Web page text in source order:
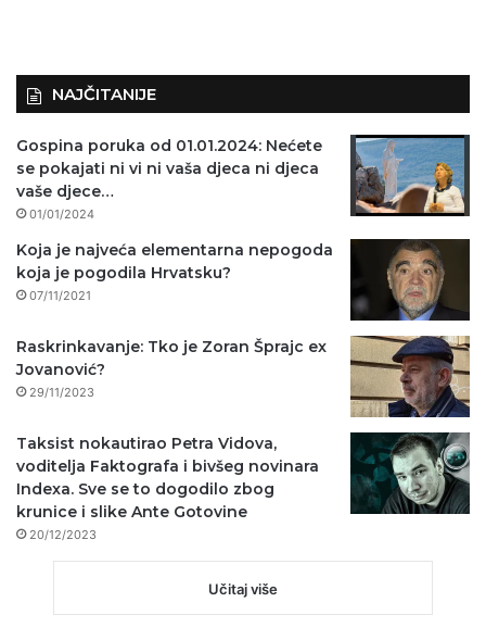
NAJČITANIJE
Gospina poruka od 01.01.2024: Nećete
se pokajati ni vi ni vaša djeca ni djeca
vaše djece…
01/01/2024
Koja je najveća elementarna nepogoda
koja je pogodila Hrvatsku?
07/11/2021
Raskrinkavanje: Tko je Zoran Šprajc ex
Jovanović?
29/11/2023
Taksist nokautirao Petra Vidova,
voditelja Faktografa i bivšeg novinara
Indexa. Sve se to dogodilo zbog
krunice i slike Ante Gotovine
20/12/2023
Učitaj više